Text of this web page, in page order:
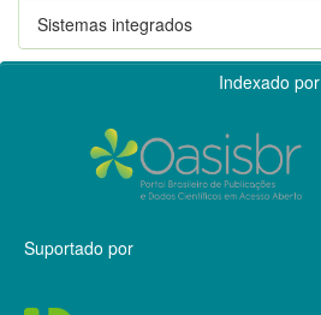
Sistemas integrados
Indexado por
Suportado por